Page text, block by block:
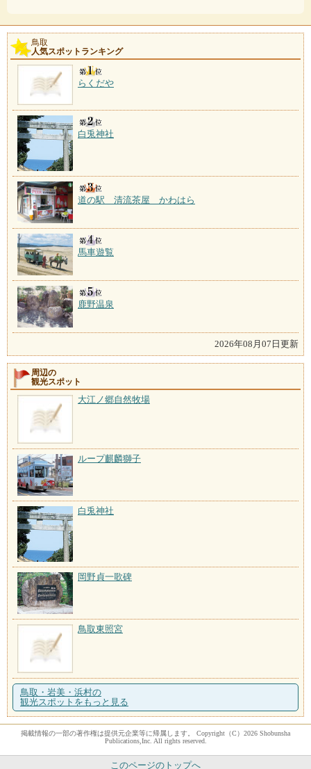
鳥取
人気スポットランキング
らくだや
白兎神社
道の駅 清流茶屋 かわはら
馬車遊覧
鹿野温泉
2026年08月07日更新
周辺の
観光スポット
大江ノ郷自然牧場
ループ麒麟獅子
白兎神社
岡野貞一歌碑
鳥取東照宮
鳥取・岩美・浜村の
観光スポットをもっと見る
掲載情報の一部の著作権は提供元企業等に帰属します。 Copyright（C）2026 Shobunsha
Publications,Inc. All rights reserved.
このページのトップへ